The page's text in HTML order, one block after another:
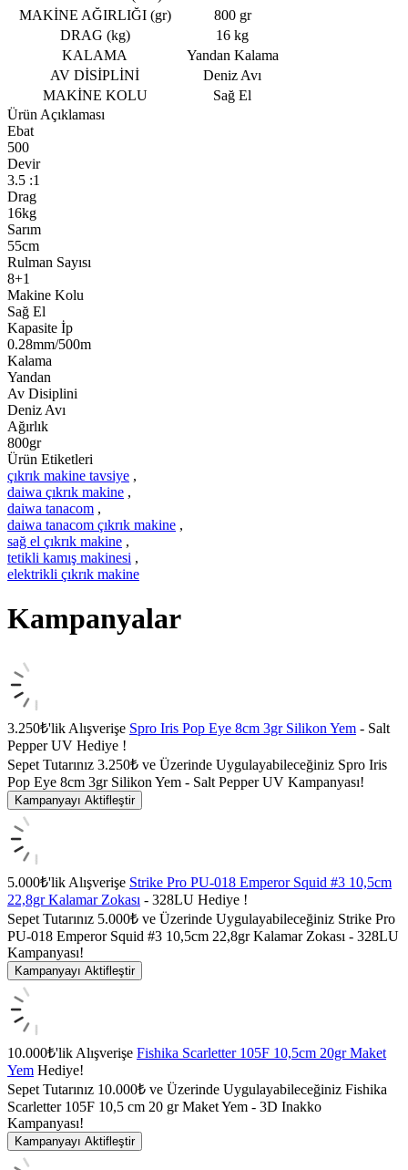
MAKİNE AĞIRLIĞI (gr)
800 gr
DRAG (kg)
16 kg
KALAMA
Yandan Kalama
AV DİSİPLİNİ
Deniz Avı
MAKİNE KOLU
Sağ El
Ürün Açıklaması
Ebat
500
Devir
3.5 :1
Drag
16kg
Sarım
55cm
Rulman Sayısı
8+1
Makine Kolu
Sağ El
Kapasite İp
0.28mm/500m
Kalama
Yandan
Av Disiplini
Deniz Avı
Ağırlık
800gr
Ürün Etiketleri
çıkrık makine tavsiye ,
daiwa çıkrık makine ,
daiwa tanacom ,
daiwa tanacom çıkrık makine ,
sağ el çıkrık makine ,
tetikli kamış makinesi ,
elektrikli çıkrık makine
Kampanyalar
3.250₺'lik Alışverişe Spro Iris Pop Eye 8cm 3gr Silikon Yem - Salt
Pepper UV Hediye !
Sepet Tutarınız 3.250₺ ve Üzerinde Uygulayabileceğiniz Spro Iris
Pop Eye 8cm 3gr Silikon Yem - Salt Pepper UV Kampanyası!
Kampanyayı Aktifleştir
5.000₺'lik Alışverişe Strike Pro PU-018 Emperor Squid #3 10,5cm
22,8gr Kalamar Zokası - 328LU Hediye !
Sepet Tutarınız 5.000₺ ve Üzerinde Uygulayabileceğiniz Strike Pro
PU-018 Emperor Squid #3 10,5cm 22,8gr Kalamar Zokası - 328LU
Kampanyası!
Kampanyayı Aktifleştir
10.000₺'lik Alışverişe Fishika Scarletter 105F 10,5cm 20gr Maket
Yem Hediye!
Sepet Tutarınız 10.000₺ ve Üzerinde Uygulayabileceğiniz Fishika
Scarletter 105F 10,5 cm 20 gr Maket Yem - 3D Inakko
Kampanyası!
Kampanyayı Aktifleştir